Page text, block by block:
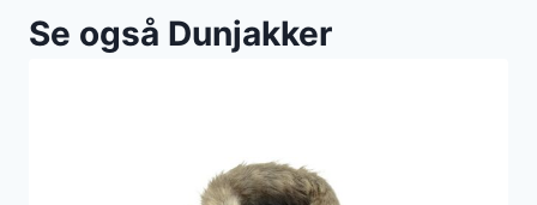
Se også Dunjakker